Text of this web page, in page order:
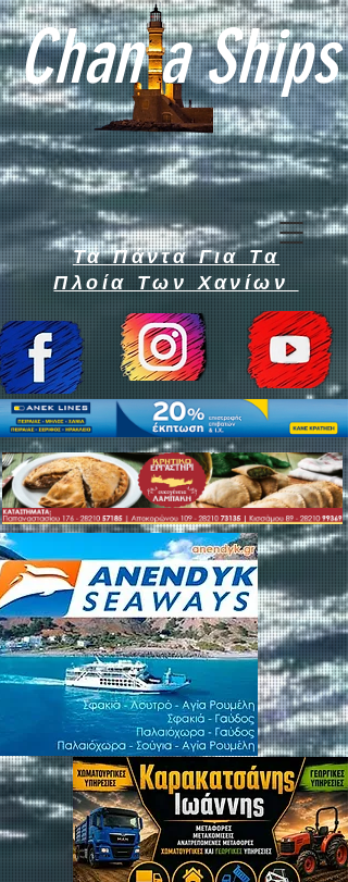
Chan a Ships
Τα Πάντα Για Τα
Πλοία Των Χανίων